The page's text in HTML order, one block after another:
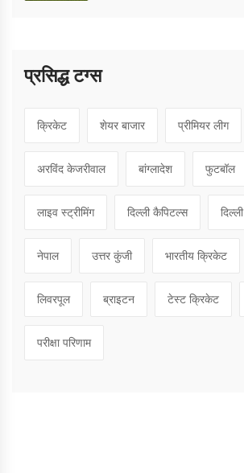
प्रसिद्ध टग्स
क्रिकेट शेयर बाजार प्रीमियर लीग
अरविंद केजरीवाल बांग्लादेश फुटबॉल
लाइव स्ट्रीमिंग दिल्ली कैपिटल्स दिल्ली
नेपाल उत्तर कुंजी भारतीय क्रिकेट
लिवरपूल ब्राइटन टेस्ट क्रिकेट
परीक्षा परिणाम